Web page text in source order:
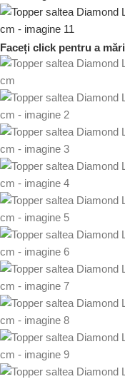
Faceți click pentru a mări